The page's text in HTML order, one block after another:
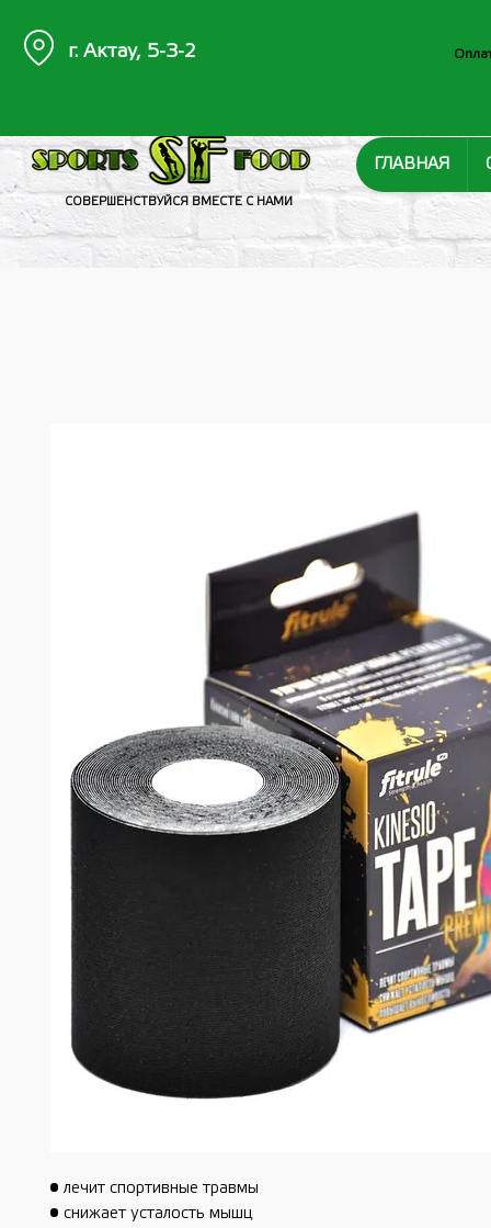
СОВЕРШЕНСТВУЙСЯ ВМЕСТЕ С НАМИ
ГЛАВНАЯ
г. Актау, 5-3-2
• лечит спортивные травмы
• снижает усталость мышц